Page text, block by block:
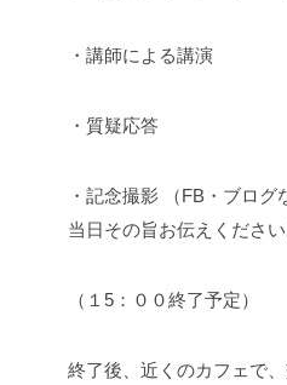
・講師による講演
・質疑応答
・記念撮影 （FB・ブログ
当日その旨お伝えください
（１5：００終了予定）
終了後、近くのカフェで